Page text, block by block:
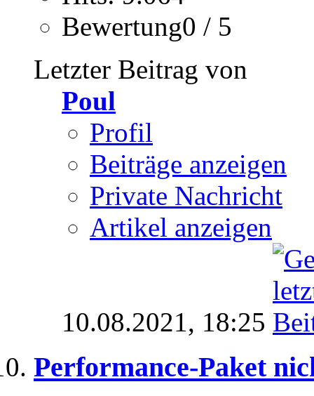
Bewertung0 / 5
Letzter Beitrag von
Poul
Profil
Beiträge anzeigen
Private Nachricht
Artikel anzeigen
10.08.2021, 18:25
Performance-Paket